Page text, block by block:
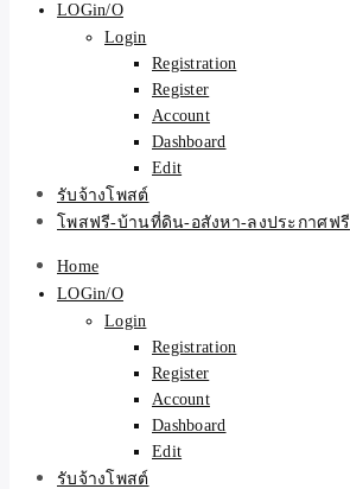
LOGin/O
Login
Registration
Register
Account
Dashboard
Edit
รับจ้างโพสต์
โพสฟรี-บ้านที่ดิน-อสังหา-ลงประกาศฟรี
Home
LOGin/O
Login
Registration
Register
Account
Dashboard
Edit
รับจ้างโพสต์